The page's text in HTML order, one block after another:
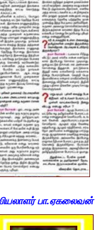
பா.ஏகலைவன்